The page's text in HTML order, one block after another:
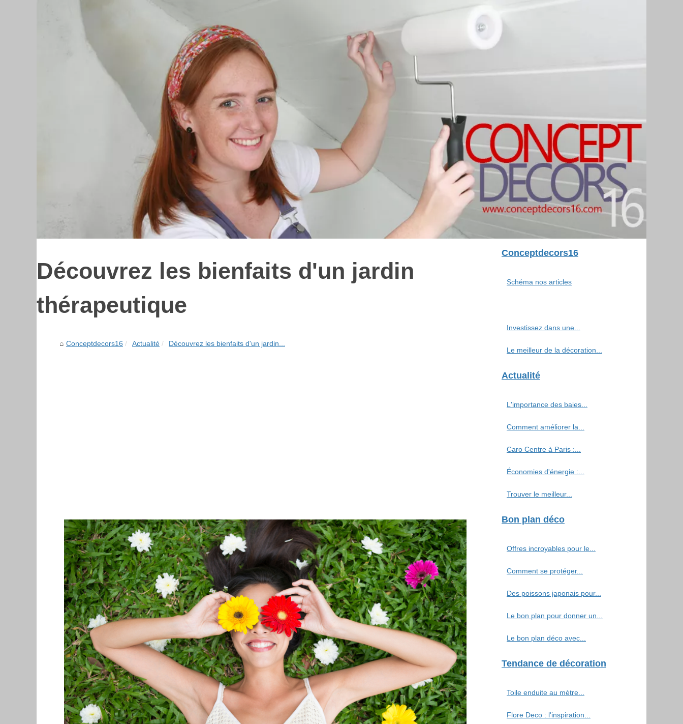
Découvrez les bienfaits d'un jardin
thérapeutique
Conceptdecors16 Actualité Découvrez les bienfaits d'un jardin...
Conceptdecors16
Schéma nos articles
Investissez dans une...
Le meilleur de la décoration...
Actualité
L'importance des baies...
Comment améliorer la...
Caro Centre à Paris :...
Économies d'énergie :...
Trouver le meilleur...
Bon plan déco
Offres incroyables pour le...
Comment se protéger...
Des poissons japonais pour...
Le bon plan pour donner un...
Le bon plan déco avec...
Tendance de décoration
Toile enduite au mètre...
Flore Deco : l'inspiration...